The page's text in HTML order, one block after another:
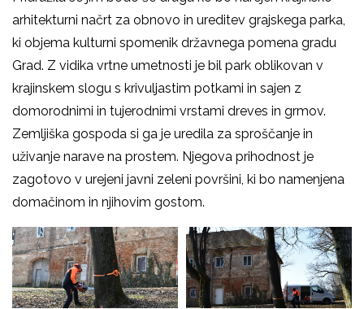
arhitekturni načrt za obnovo in ureditev grajskega parka,
ki objema kulturni spomenik državnega pomena gradu
Grad. Z vidika vrtne umetnosti je bil park oblikovan v
krajinskem slogu s krivuljastim potkami in sajen z
domorodnimi in tujerodnimi vrstami dreves in grmov.
Zemljiška gospoda si ga je uredila za sproščanje in
uživanje narave na prostem. Njegova prihodnost je
zagotovo v urejeni javni zeleni površini, ki bo namenjena
domačinom in njihovim gostom.